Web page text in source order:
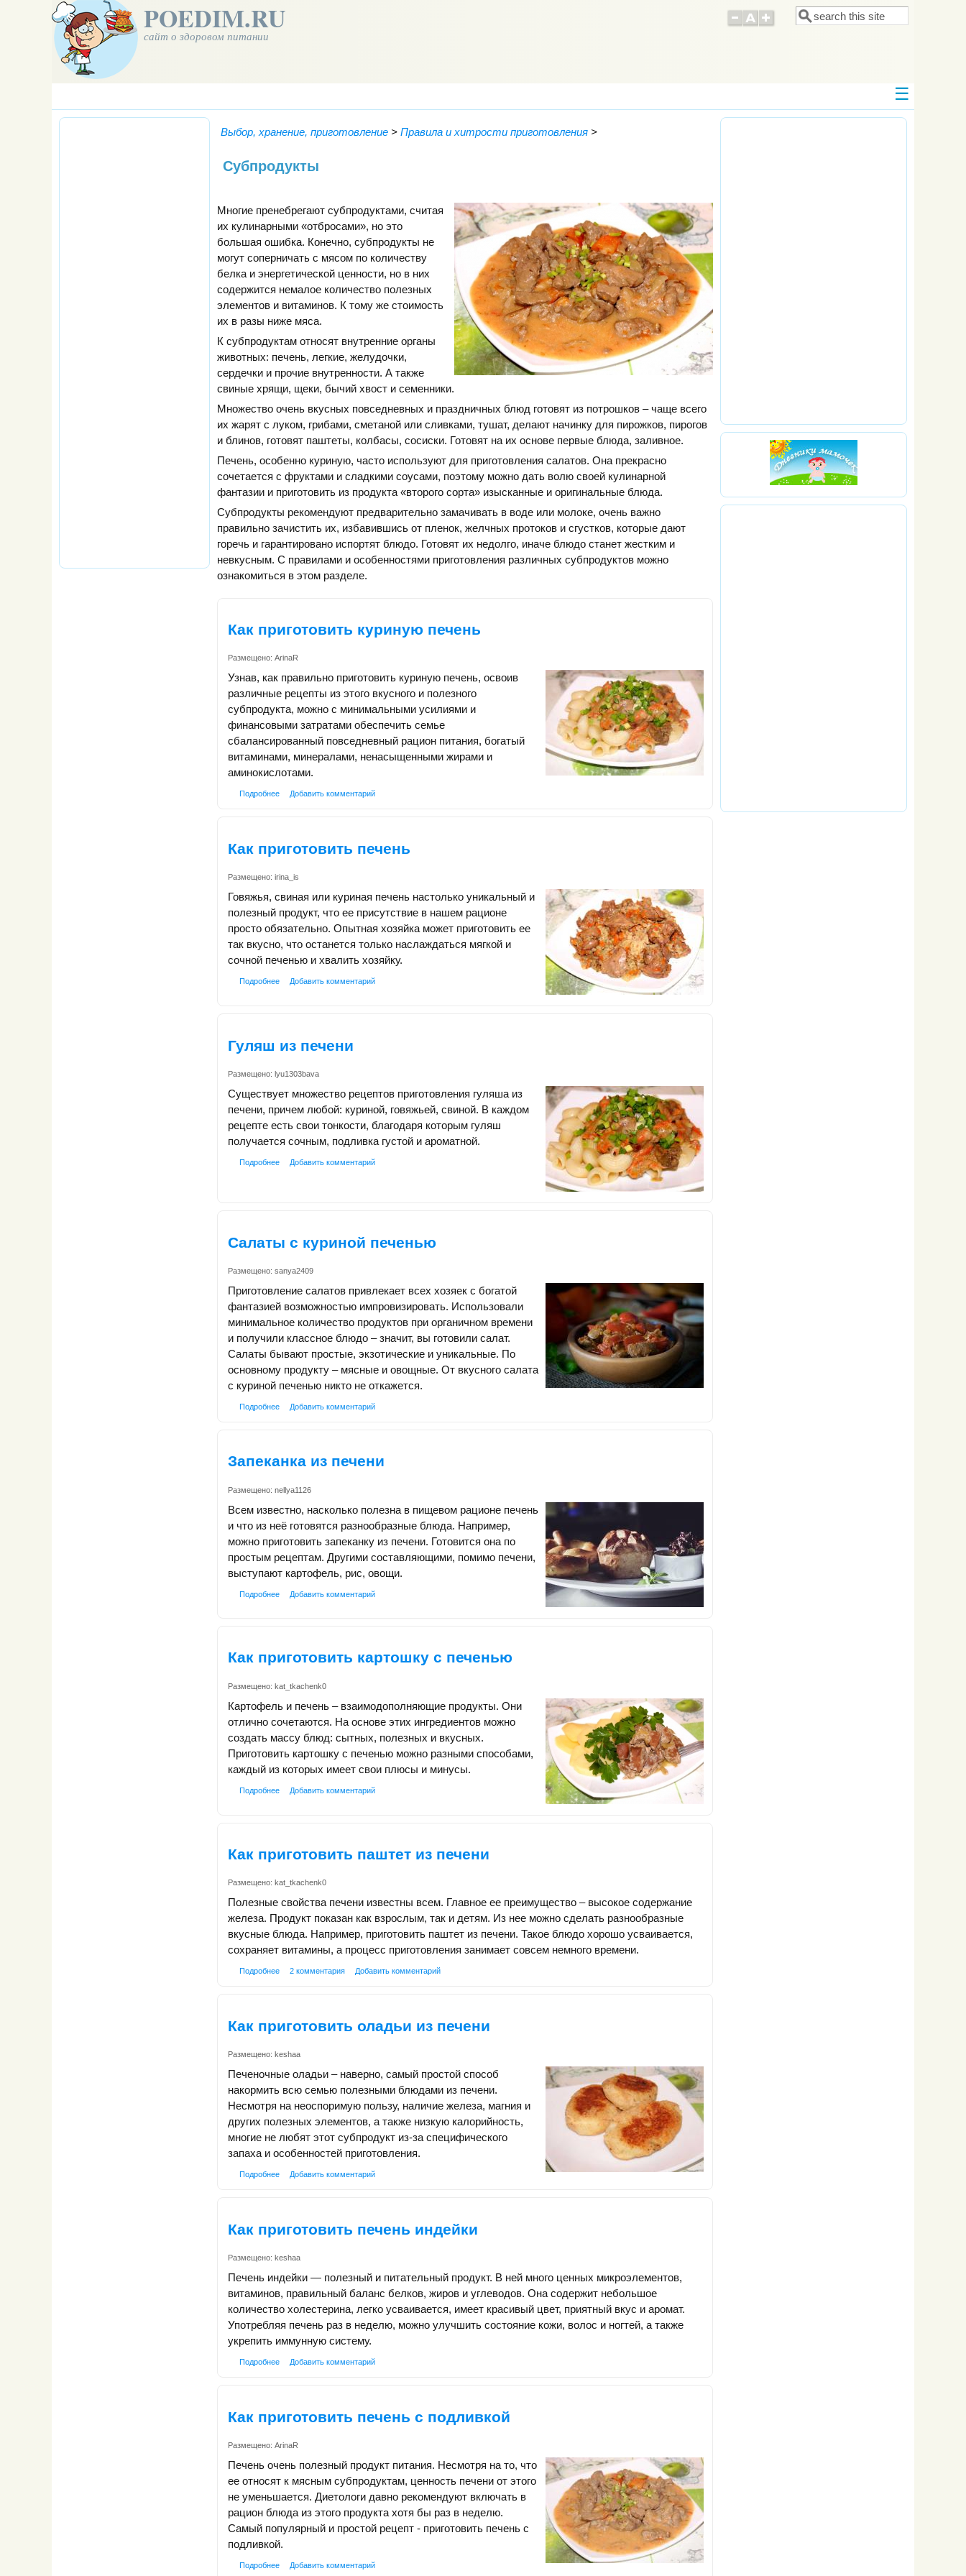
POEDIM.RU
сайт о здоровом питании
Форма поиска
Поиск
Выбор, хранение, приготовление > Правила и хитрости приготовления >
Субпродукты
Многие пренебрегают субпродуктами, считая
их кулинарными «отбросами», но это
большая ошибка. Конечно, субпродукты не
могут соперничать с мясом по количеству
белка и энергетической ценности, но в них
содержится немалое количество полезных
элементов и витаминов. К тому же стоимость
их в разы ниже мяса.
К субпродуктам относят внутренние органы
животных: печень, легкие, желудочки,
сердечки и прочие внутренности. А также
свиные хрящи, щеки, бычий хвост и семенники.
Множество очень вкусных повседневных и праздничных блюд готовят из потрошков – чаще всего
их жарят с луком, грибами, сметаной или сливками, тушат, делают начинку для пирожков, пирогов
и блинов, готовят паштеты, колбасы, сосиски. Готовят на их основе первые блюда, заливное.
Печень, особенно куриную, часто используют для приготовления салатов. Она прекрасно
сочетается с фруктами и сладкими соусами, поэтому можно дать волю своей кулинарной
фантазии и приготовить из продукта «второго сорта» изысканные и оригинальные блюда.
Субпродукты рекомендуют предварительно замачивать в воде или молоке, очень важно
правильно зачистить их, избавившись от пленок, желчных протоков и сгустков, которые дают
горечь и гарантировано испортят блюдо. Готовят их недолго, иначе блюдо станет жестким и
невкусным. С правилами и особенностями приготовления различных субпродуктов можно
ознакомиться в этом разделе.
Как приготовить куриную печень
Размещено: ArinaR
Узнав, как правильно приготовить куриную печень, освоив
различные рецепты из этого вкусного и полезного
субпродукта, можно с минимальными усилиями и
финансовыми затратами обеспечить семье
сбалансированный повседневный рацион питания, богатый
витаминами, минералами, ненасыщенными жирами и
аминокислотами.
Подробнее Добавить комментарий
Как приготовить печень
Размещено: irina_is
Говяжья, свиная или куриная печень настолько уникальный и
полезный продукт, что ее присутствие в нашем рационе
просто обязательно. Опытная хозяйка может приготовить ее
так вкусно, что останется только наслаждаться мягкой и
сочной печенью и хвалить хозяйку.
Подробнее Добавить комментарий
Гуляш из печени
Размещено: lyu1303bava
Существует множество рецептов приготовления гуляша из
печени, причем любой: куриной, говяжьей, свиной. В каждом
рецепте есть свои тонкости, благодаря которым гуляш
получается сочным, подливка густой и ароматной.
Подробнее Добавить комментарий
Салаты с куриной печенью
Размещено: sanya2409
Приготовление салатов привлекает всех хозяек с богатой
фантазией возможностью импровизировать. Использовали
минимальное количество продуктов при органичном времени
и получили классное блюдо – значит, вы готовили салат.
Салаты бывают простые, экзотические и уникальные. По
основному продукту – мясные и овощные. От вкусного салата
с куриной печенью никто не откажется.
Подробнее Добавить комментарий
Запеканка из печени
Размещено: nellya1126
Всем известно, насколько полезна в пищевом рационе печень
и что из неё готовятся разнообразные блюда. Например,
можно приготовить запеканку из печени. Готовится она по
простым рецептам. Другими составляющими, помимо печени,
выступают картофель, рис, овощи.
Подробнее Добавить комментарий
Как приготовить картошку с печенью
Размещено: kat_tkachenk0
Картофель и печень – взаимодополняющие продукты. Они
отлично сочетаются. На основе этих ингредиентов можно
создать массу блюд: сытных, полезных и вкусных.
Приготовить картошку с печенью можно разными способами,
каждый из которых имеет свои плюсы и минусы.
Подробнее Добавить комментарий
Как приготовить паштет из печени
Размещено: kat_tkachenk0
Полезные свойства печени известны всем. Главное ее преимущество – высокое содержание
железа. Продукт показан как взрослым, так и детям. Из нее можно сделать разнообразные
вкусные блюда. Например, приготовить паштет из печени. Такое блюдо хорошо усваивается,
сохраняет витамины, а процесс приготовления занимает совсем немного времени.
Подробнее 2 комментария Добавить комментарий
Как приготовить оладьи из печени
Размещено: keshaa
Печеночные оладьи – наверно, самый простой способ
накормить всю семью полезными блюдами из печени.
Несмотря на неоспоримую пользу, наличие железа, магния и
других полезных элементов, а также низкую калорийность,
многие не любят этот субпродукт из-за специфического
запаха и особенностей приготовления.
Подробнее Добавить комментарий
Как приготовить печень индейки
Размещено: keshaa
Печень индейки — полезный и питательный продукт. В ней много ценных микроэлементов,
витаминов, правильный баланс белков, жиров и углеводов. Она содержит небольшое
количество холестерина, легко усваивается, имеет красивый цвет, приятный вкус и аромат.
Употребляя печень раз в неделю, можно улучшить состояние кожи, волос и ногтей, а также
укрепить иммунную систему.
Подробнее Добавить комментарий
Как приготовить печень с подливкой
Размещено: ArinaR
Печень очень полезный продукт питания. Несмотря на то, что
ее относят к мясным субпродуктам, ценность печени от этого
не уменьшается. Диетологи давно рекомендуют включать в
рацион блюда из этого продукта хотя бы раз в неделю.
Самый популярный и простой рецепт - приготовить печень с
подливкой.
Подробнее Добавить комментарий